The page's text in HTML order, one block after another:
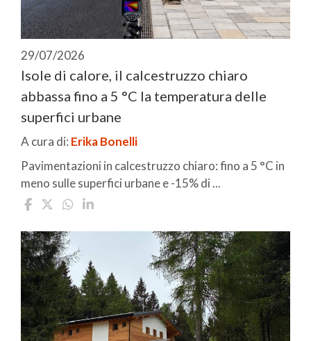
29/07/2026
Isole di calore, il calcestruzzo chiaro
abbassa fino a 5 °C la temperatura delle
superfici urbane
A cura di: Erika Bonelli
Pavimentazioni in calcestruzzo chiaro: fino a 5 °C in
meno sulle superfici urbane e -15% di ...